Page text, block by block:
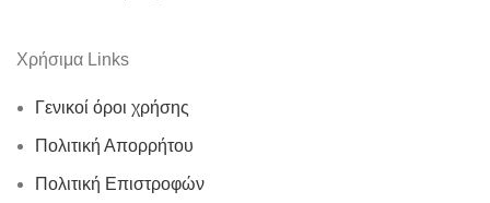
Χρήσιμα Links
Γενικοί όροι χρήσης
Πολιτική Απορρήτου
Πολιτική Επιστροφών